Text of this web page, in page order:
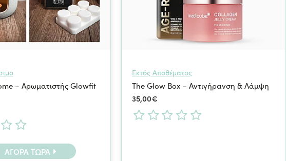
– Αρωματιστής Glowfit
ΑΓΟΡΆ ΤΏΡΑ
Εκτός Αποθέματος
The Glow Box – Αντιγήρανση & Λάμψη
35,00€